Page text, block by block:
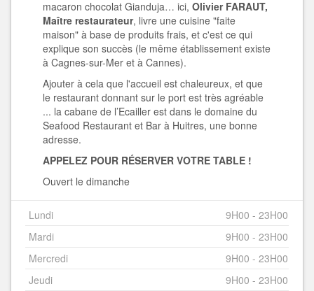
macaron chocolat Gianduja… ici, Olivier FARAUT,
Maître restaurateur, livre une cuisine "faite
maison" à base de produits frais, et c'est ce qui
explique son succès (le même établissement existe
à Cagnes-sur-Mer et à Cannes).
Ajouter à cela que l'accueil est chaleureux, et que
le restaurant donnant sur le port est très agréable
... la cabane de l’Ecailler est dans le domaine du
Seafood Restaurant et Bar à Huitres, une bonne
adresse.
APPELEZ POUR RÉSERVER VOTRE TABLE !
Ouvert le dimanche
Lundi
9H00 - 23H00
Mardi
9H00 - 23H00
Mercredi
9H00 - 23H00
Jeudi
9H00 - 23H00